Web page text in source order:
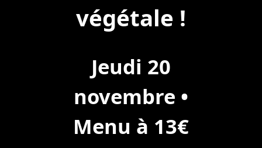
végétale !
Jeudi 20
novembre •
Menu à 13€